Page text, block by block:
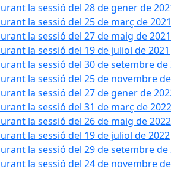
la sessió del 28 de gener de
la sessió del 25 de març de 2021
la sessió del 27 de maig de 2021
la sessió del 19 de juliol de 2021
la sessió del 30 de setembre de
la sessió del 25 de novembre de
la sessió del 27 de gener de
la sessió del 31 de març de 2022
la sessió del 26 de maig de 2022
la sessió del 19 de juliol de 2022
la sessió del 29 de setembre de
la sessió del 24 de novembre